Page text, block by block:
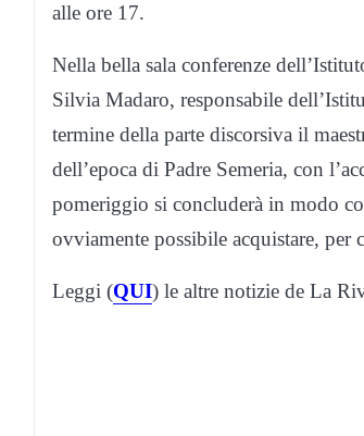
alle ore 17.
Nella bella sala conferenze
Silvia Madaro, responsabile
termine della parte discorsiva il
dell’epoca di Padre Semeria, con
pomeriggio si concluderà in modo
ovviamente possibile acquistare, per
Leggi (QUI) le altre notizie de La